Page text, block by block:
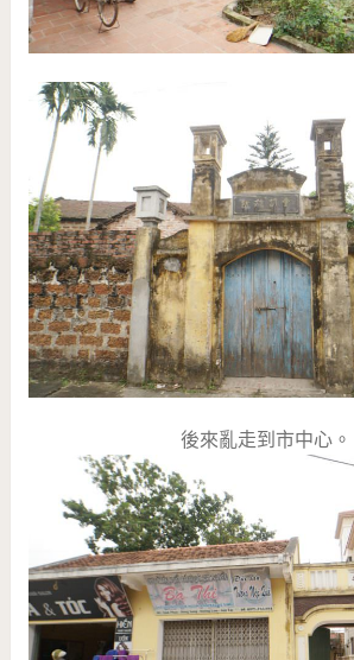
後來亂走到市中心。